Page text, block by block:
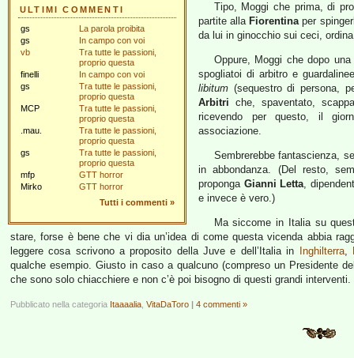
ULTIMI COMMENTI
gs
La parola proibita
gs
In campo con voi
vb
Tra tutte le passioni,
proprio questa
finelli
In campo con voi
gs
Tra tutte le passioni,
proprio questa
MCP
Tra tutte le passioni,
proprio questa
.mau.
Tra tutte le passioni,
proprio questa
gs
Tra tutte le passioni,
proprio questa
mfp
GTT horror
Mirko
GTT horror
Tutti i commenti »
Tipo, Moggi che prima, di
partite alla Fiorentinaper
da lui in ginocchio sui ceci,
Oppure, Moggi che dopo
spogliatoi di arbitro e
libitum (sequestro di persona,
Arbitri che, spaventato,
ricevendo per questo, il
associazione.
Sembrerebbe fantascienza,
in abbondanza. (Del resto,
proponga Gianni Letta,
e invece è vero.)
Ma siccome in Italia su
stare, forse è bene che vi dia un’idea di come questa vicenda abbia
leggere cosa scrivono a proposito della Juve e dell’Italia in
Inghilterra,
qualche esempio. Giusto in caso a qualcuno (compreso un Presidente
che sono solo chiacchiere e non c’è poi bisogno di questi grandi interventi.
Pubblicato nella categoria Itaaaalia VitaDaToro | 4 commenti »